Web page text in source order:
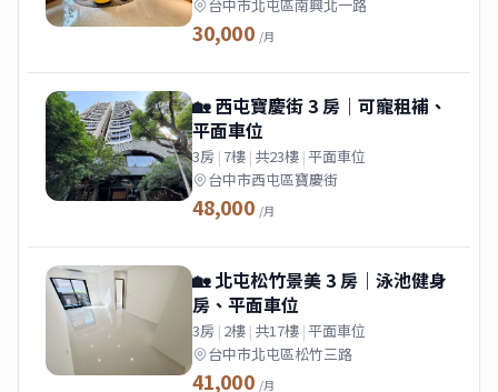
台中市北屯區南興北一路
30,000 /月
🏡 西屯寶慶街 3 房｜可寵租補、
平面車位
3房 | 7樓 | 共23樓 |平面車位
台中市西屯區寶慶街
48,000 /月
🏡 北屯松竹景美 3 房｜泳池健身
房、平面車位
3房 | 2樓 | 共17樓 |平面車位
台中市北屯區松竹三路
41,000 /月